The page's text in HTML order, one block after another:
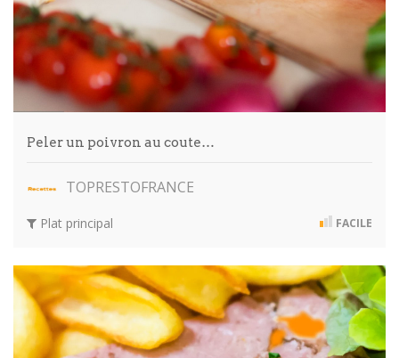
Peler un poivron au coute…
TOPRESTOFRANCE
Plat principal FACILE